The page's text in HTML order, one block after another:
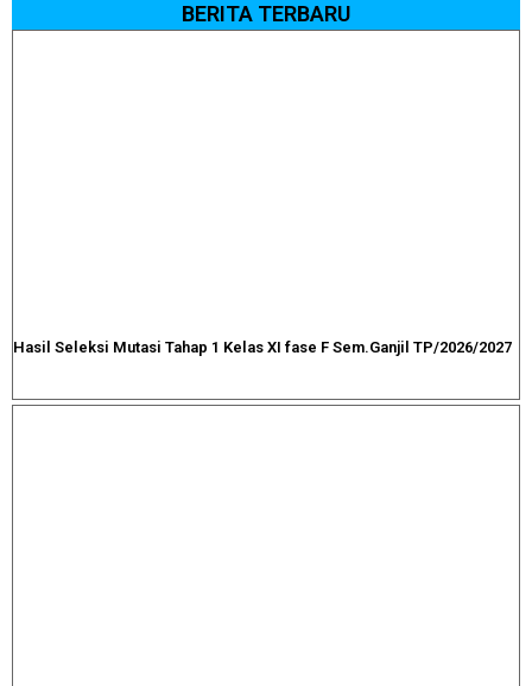
BERITA TERBARU
Hasil Seleksi Mutasi Tahap 1 Kelas XI fase F Sem.Ganjil TP/2026/2027